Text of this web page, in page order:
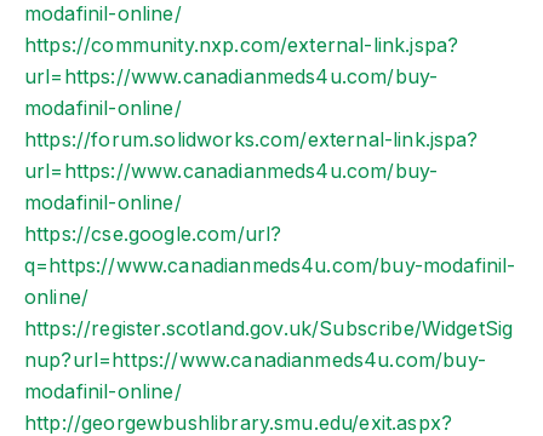
modafinil-online/
https://community.nxp.com/external-link.jspa?
url=https://www.canadianmeds4u.com/buy-
modafinil-online/
https://forum.solidworks.com/external-link.jspa?
url=https://www.canadianmeds4u.com/buy-
modafinil-online/
https://cse.google.com/url?
q=https://www.canadianmeds4u.com/buy-modafinil-
online/
https://register.scotland.gov.uk/Subscribe/WidgetSig
nup?url=https://www.canadianmeds4u.com/buy-
modafinil-online/
http://georgewbushlibrary.smu.edu/exit.aspx?